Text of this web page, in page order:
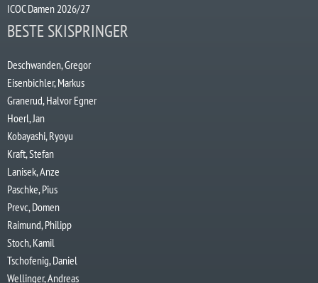
ICOC Damen 2026/27
BESTE SKISPRINGER
Deschwanden, Gregor
Eisenbichler, Markus
Granerud, Halvor Egner
Hoerl, Jan
Kobayashi, Ryoyu
Kraft, Stefan
Lanisek, Anze
Paschke, Pius
Prevc, Domen
Raimund, Philipp
Stoch, Kamil
Tschofenig, Daniel
Wellinger, Andreas